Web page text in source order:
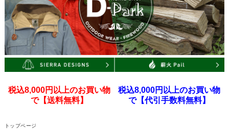
税込8,000円以上のお買い物
で【送料無料】
税込8,000円以上のお買い物
で【代引手数料無料】
トップページ